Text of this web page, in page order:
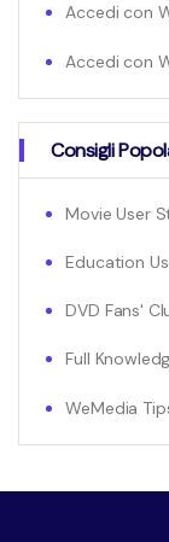
Accedi con
Accedi con
Consigli
Movie User
Education
DVD Fans'
Full
WeMedia